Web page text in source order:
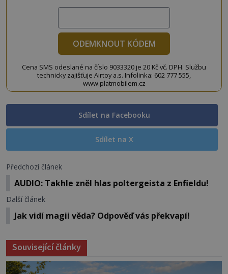
ODEMKNOUT KÓDEM
Cena SMS odeslané na číslo 9033320 je 20 Kč vč. DPH. Službu
technicky zajišťuje Airtoy a.s. Infolinka: 602 777 555,
www.platmobilem.cz
Sdílet na Facebooku
Sdílet na X
Předchozí článek
AUDIO: Takhle zněl hlas poltergeista z Enfieldu!
Další článek
Jak vidí magii věda? Odpověď vás překvapí!
Související články